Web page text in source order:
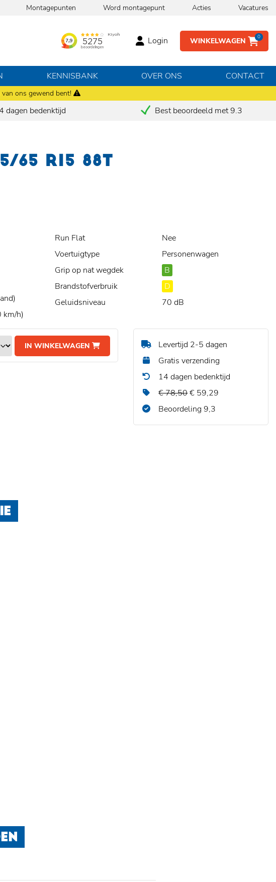
ons gewend bent!
Montagepunten Word montagepunt Acties Vacatures
WINKELWAGEN 0
Login
KENNISBANK OVER ONS CONTACT
dagen bedenktijd
Best beoordeeld met 9.3
65 R15 88T
km/h)
Run Flat
Nee
Voertuigtype
Personenwagen
Grip op nat wegdek
B
Brandstofverbruik
D
Geluidsniveau
70 dB
IN WINKELWAGEN
Levertijd 2-5 dagen
Gratis verzending
14 dagen bedenktijd
€ 78,50€ 59,29
Beoordeling 9,3